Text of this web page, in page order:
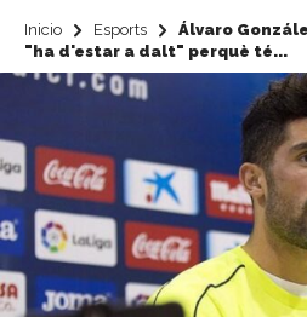
Inicio Esports
Álvaro
"ha d'estar a dalt" perquè té...